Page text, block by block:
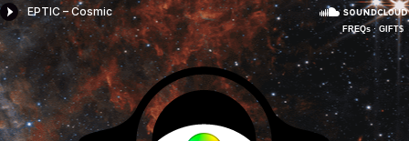
FREQs · GIFT$